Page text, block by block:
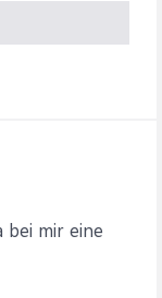
bei mir eine